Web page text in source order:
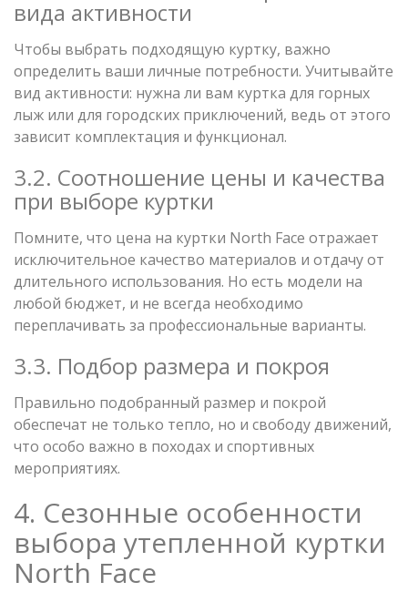
вида активности
Чтобы выбрать подходящую куртку, важно
определить ваши личные потребности. Учитывайте
вид активности: нужна ли вам куртка для горных
лыж или для городских приключений, ведь от этого
зависит комплектация и функционал.
3.2. Соотношение цены и качества
при выборе куртки
Помните, что цена на куртки North Face отражает
исключительное качество материалов и отдачу от
длительного использования. Но есть модели на
любой бюджет, и не всегда необходимо
переплачивать за профессиональные варианты.
3.3. Подбор размера и покроя
Правильно подобранный размер и покрой
обеспечат не только тепло, но и свободу движений,
что особо важно в походах и спортивных
мероприятиях.
4. Сезонные особенности
выбора утепленной куртки
North Face